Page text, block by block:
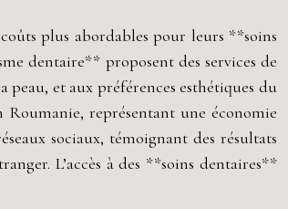
plus abordables pour leurs **soins
dentaire** proposent des services de
et aux préférences esthétiques du
représentant une économie
sociaux, témoignant des résultats
L’accès à des **soins dentaires**